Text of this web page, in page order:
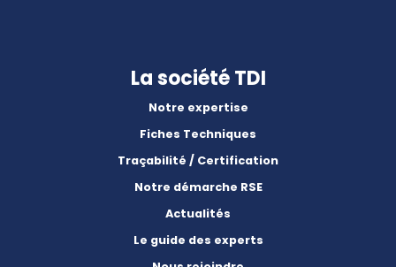
La société TDI
Notre expertise
Fiches Techniques
Traçabilité / Certification
Notre démarche RSE
Actualités
Le guide des experts